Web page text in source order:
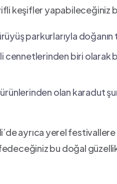
keşifler yapabileceğiniz​
parkurlarıyla doğanın
cennetlerinden biri ​olarak
ürünlerinden ‍olan karadut
ayrıca⁤ yerel
bu​ doğal